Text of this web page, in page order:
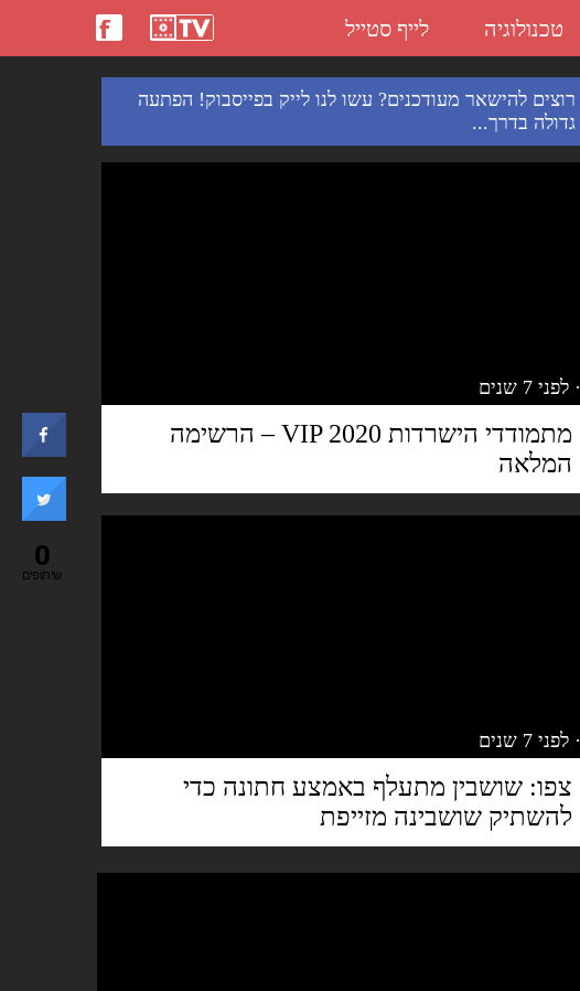
טכנולוגיה לייף סטייל
רוצים להישאר מעודכנים? עשו לנו לייק בפייסבוק! הפתעה
גדולה בדרך...
· לפני 7 שנים
מתמודדי הישרדות VIP 2020 – הרשימה
המלאה
· לפני 7 שנים
צפו: שושבין מתעלף באמצע חתונה כדי
להשתיק שושבינה מזייפת
0
0
שיתופים